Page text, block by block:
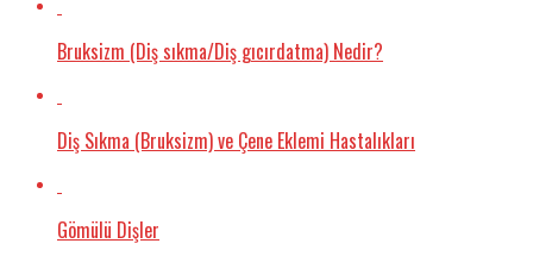
Bruksizm (Diş sıkma/Diş gıcırdatma) Nedir?
Diş Sıkma (Bruksizm) ve Çene Eklemi Hastalıkları
Gömülü Dişler